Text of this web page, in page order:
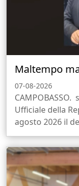
Maltempo
07-08-2026
Ufficiale della
agosto 2026 il